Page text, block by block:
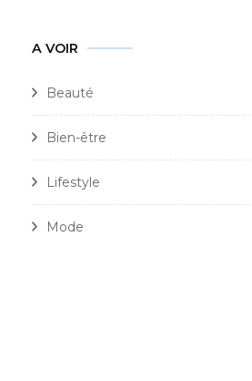
A VOIR
Beauté
Bien-être
Lifestyle
Mode